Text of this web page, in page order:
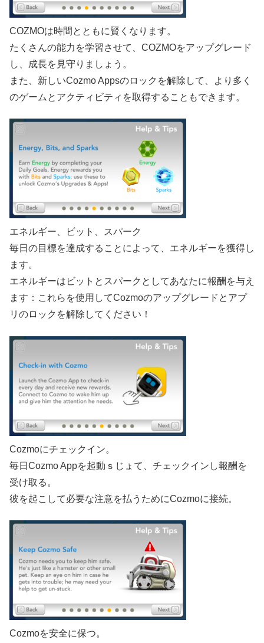
COZMOは時間とともに賢くなります。
たくさんの能力を学習させて、COZMOをアップグレード
し、成長を見守りましょう。
また、新しいCozmo Appsのロックを解除して、より多く
のゲームとアクティビティを取得することもできます。
エネルギー、ビット、スパーク
毎日の目標を達成することによって、エネルギーを獲得し
ます。
エネルギーはビットとスパークとしてあなたに報酬を与え
ます：これらを使用してCozmoのアップグレードとアプ
リのロックを解除してください！
Cozmoにチェックイン。
毎日Cozmo Appを起動ｓじょて、チェックインし報酬を
受け取る。
彼を起こして必要な注意を払うためにCozmoに接続。
Cozmoを安全に保つ。